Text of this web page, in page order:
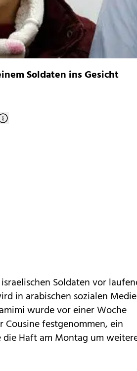
Soldaten ins Gesicht
Soldaten vor
in arabischen sozialen
wurde vor einer Woche
festgenommen, ein
Haft am Montag um